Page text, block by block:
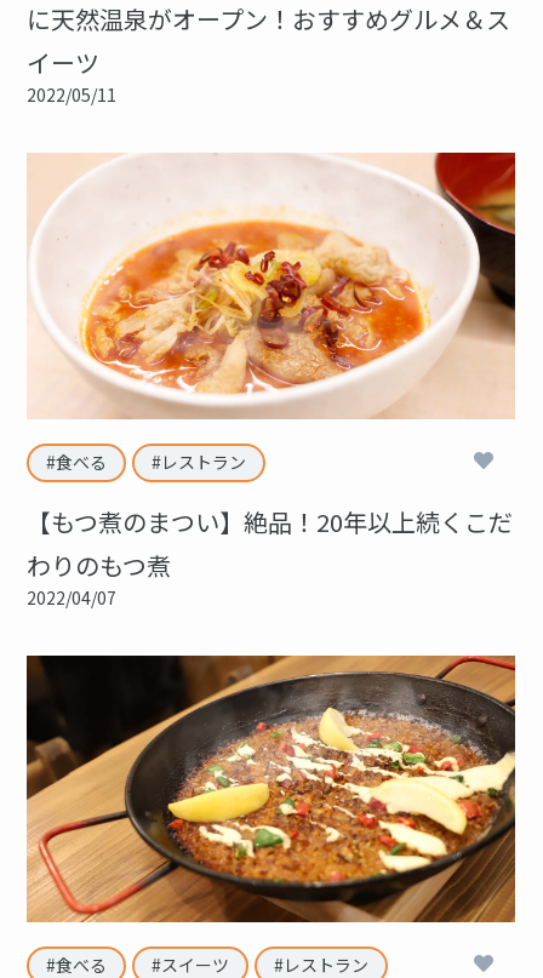
に天然温泉がオープン！おすすめグルメ＆ス
イーツ
2022/05/11
食べる レストラン
【もつ煮のまつい】絶品！20年以上続くこだ
わりのもつ煮
2022/04/07
食べる スイーツ
レストラン